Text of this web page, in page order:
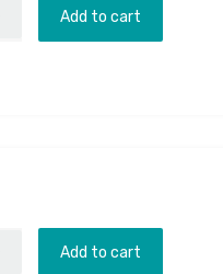
Add to cart
Add to cart